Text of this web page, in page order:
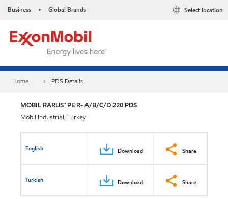
Business • Global Brands Select location
Home PDS Details
MOBIL RARUS™ PE R- A/B/C/D 220 PDS
Mobil Industrial, Turkey
English Download Share
Turkish Download Share